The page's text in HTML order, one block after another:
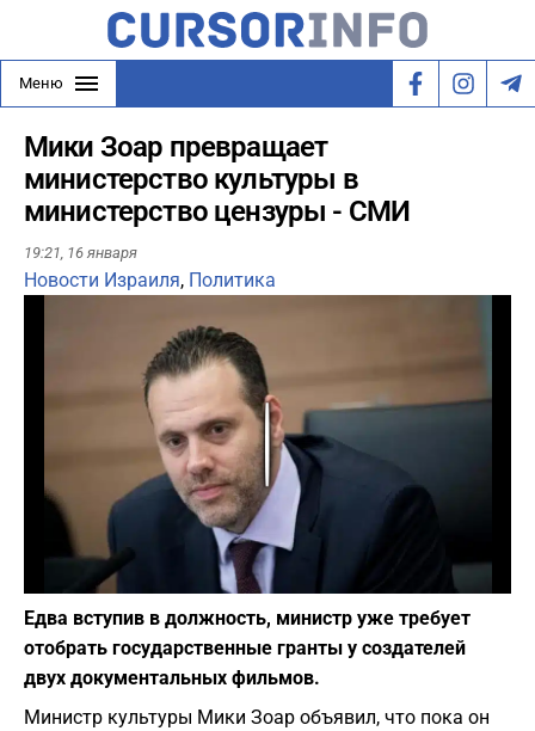
Меню
Мики Зоар превращает
министерство культуры в
министерство цензуры - СМИ
19:21, 16 января
Новости Израиля, Политика
Play
Фото: Yonatan Sindel/Flash90
Едва вступив в должность, министр уже требует
отобрать государственные гранты у создателей
двух документальных фильмов.
Министр культуры Мики Зоар объявил, что пока он